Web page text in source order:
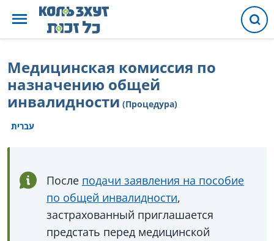
Медицинская комиссия по
назначению общей
инвалидности (Процедура)
עברית
После подачи заявления на пособие
по общей инвалидности,
застрахованный приглашается
предстать перед медицинской